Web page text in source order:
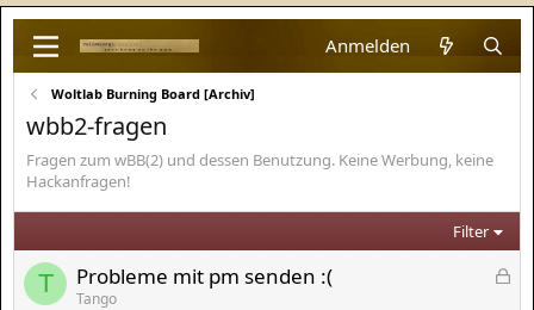
Anmelden
Woltlab Burning Board [Archiv]
wbb2-fragen
Fragen zum wBB(2) und dessen Benutzung. Keine Werbung, keine
Hackanfragen!
Filter
T
G
Probleme mit pm senden :(
Tango